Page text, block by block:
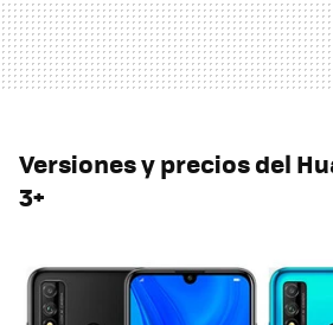
Versiones y precios del
3+